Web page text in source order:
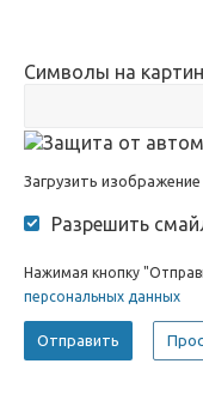
Символы на
Загрузить изображение
Разрешить
Нажимая кнопку
персональных данных